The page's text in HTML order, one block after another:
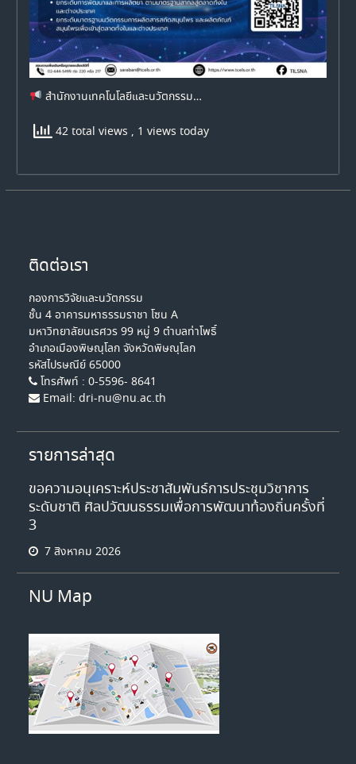
สำนักงานเทคโนโลยีและนวัตกรรม…
42 total views , 1 views today
ติดต่อเรา
กองการวิจัยและนวัตกรรม
ชั้น 4 อาคารมหาธรรมราชา โซน A
มหาวิทยาลัยนเรศวร 99 หมู่ 9 ตำบลท่าโพธิ์
อำเภอเมืองพิษณุโลก จังหวัดพิษณุโลก
รหัสไปรษณีย์ 65000
โทรศัพท์ : 0-5596- 8641
Email: dri-nu@nu.ac.th
รายการล่าสุด
ขอความอนุเคราะห์ประชาสัมพันธ์การประชุมวิชาการ
ระดับชาติ ศิลปวัฒนธรรมเพื่อการพัฒนาท้องถิ่นครั้งที่
3
7 สิงหาคม 2026
NU Map